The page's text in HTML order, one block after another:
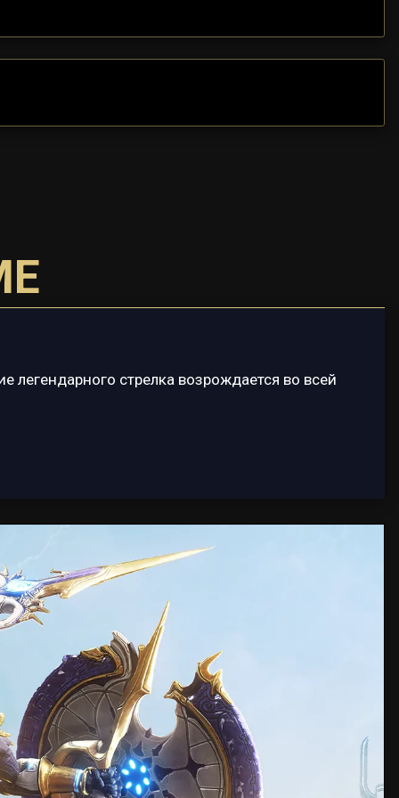
легендарного стрелка возрождается во всей